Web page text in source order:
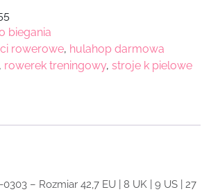
biegania
rowerowe, hulahop darmowa
, rowerek treningowy, stroje k pielowe
– Rozmiar 42,7 EU | 8 UK | 9 US | 27